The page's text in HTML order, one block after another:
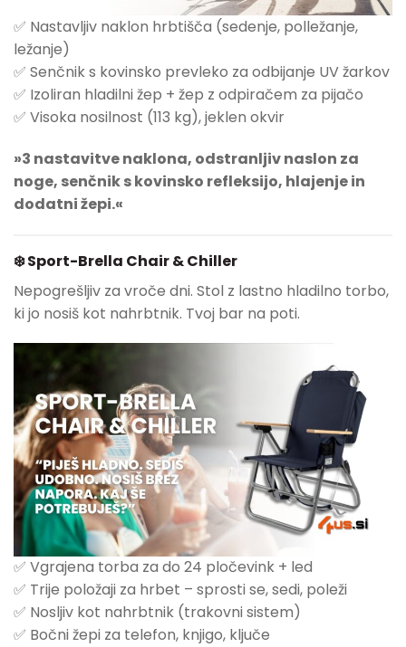
✅ Nastavljiv naklon hrbtišča (sedenje, polležanje,
ležanje)
✅ Senčnik s kovinsko prevleko za odbijanje UV žarkov
✅ Izoliran hladilni žep + žep z odpiračem za pijačo
✅ Visoka nosilnost (113 kg), jeklen okvir
»3 nastavitve naklona, odstranljiv naslon za
noge, senčnik s kovinsko refleksijo, hlajenje in
dodatni žepi.«
❄️ Sport-Brella Chair & Chiller
Nepogrešljiv za vroče dni. Stol z lastno hladilno torbo,
ki jo nosiš kot nahrbtnik. Tvoj bar na poti.
✅ Vgrajena torba za do 24 pločevink + led
✅ Trije položaji za hrbet – sprosti se, sedi, poleži
✅ Nosljiv kot nahrbtnik (trakovni sistem)
✅ Bočni žepi za telefon, knjigo, ključe